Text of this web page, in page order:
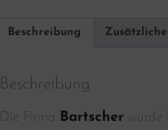
Beschreibung
Beschreibung
Die Firma Bartscher wurde